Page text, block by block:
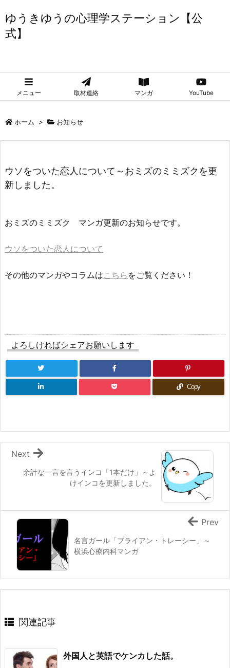
ゆうきゆうの心理学ステーション【公
式】
メニュー 取材連絡 マンガ YouTube
ホーム > お知らせ
ウソをついた恋人について～おミズのミミズクを更
新しました。
おミズのミミズク マンガ更新のお知らせです。
ウソをついた恋人について
その他のマンガやコラムはこちら をご覧ください！
よろしければシェアお願いします
Copy
余計な一言を言うインコ「1本だけ」～よ
けインコを更新しました。
Next
名言ガール「ブライアン・トレーシー」～
横浜心療内科マンガ
Prev
関連記事
外国人と英語でケンカした話。